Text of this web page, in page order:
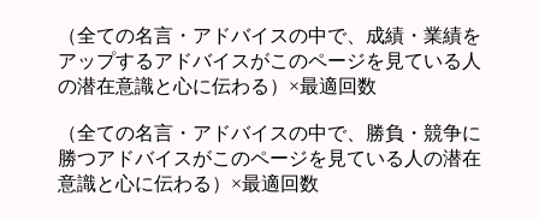
（全ての名言・アドバイスの中で、成績・業績を
アップするアドバイスがこのページを見ている人
の潜在意識と心に伝わる）×最適回数
（全ての名言・アドバイスの中で、勝負・競争に
勝つアドバイスがこのページを見ている人の潜在
意識と心に伝わる）×最適回数